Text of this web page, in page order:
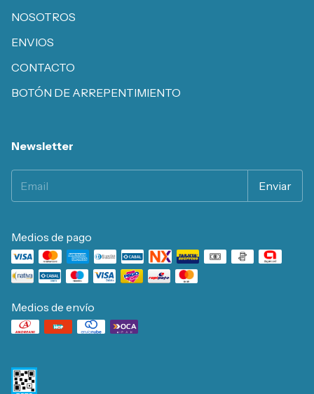
NOSOTROS
ENVIOS
CONTACTO
BOTÓN DE ARREPENTIMIENTO
Newsletter
Medios de pago
Medios de envío